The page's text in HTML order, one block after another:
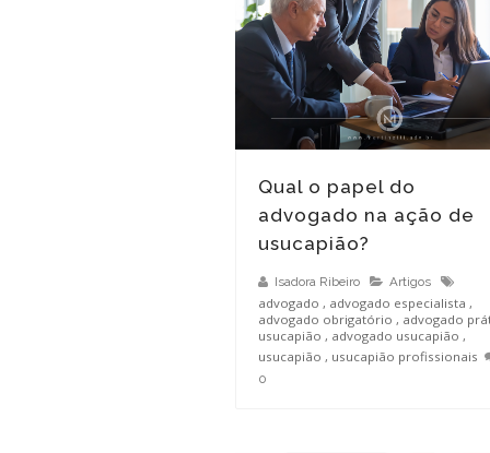
Qual o papel do
advogado na ação de
usucapião?
Isadora Ribeiro Artigos
advogado , advogado especialista ,
advogado obrigatório , advogado
usucapião , advogado usucapião ,
usucapião , usucapião profissionais
0